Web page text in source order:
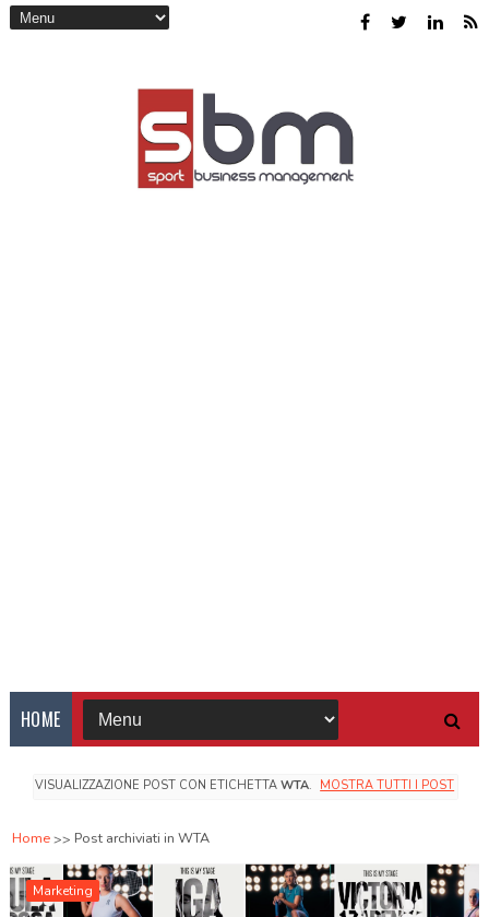
HOME
VISUALIZZAZIONE POST CON ETICHETTA WTA. MOSTRA TUTTI I POST
Home Post archiviati in WTA
Marketing